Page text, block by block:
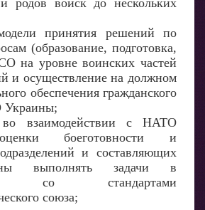
родов войск до нескольких
принятия решений по
(образование, подготовка,
на уровне воинских частей
и осуществление на должном
обеспечения гражданского
Украины;
во взаимодействии с НАТО
боеготовности и
и составляющих
выполнять задачи в
со стандартами
союза;